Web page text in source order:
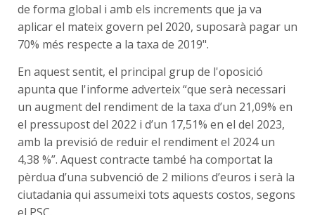
de forma global i amb els increments que ja va
aplicar el mateix govern pel 2020, suposarà pagar un
70% més respecte a la taxa de 2019".
En aquest sentit, el principal grup de l'oposició
apunta que l'informe adverteix “que serà necessari
un augment del rendiment de la taxa d’un 21,09% en
el pressupost del 2022 i d’un 17,51% en el del 2023,
amb la previsió de reduir el rendiment el 2024 un
4,38 %”. Aquest contracte també ha comportat la
pèrdua d’una subvenció de 2 milions d’euros i serà la
ciutadania qui assumeixi tots aquests costos, segons
el PSC.